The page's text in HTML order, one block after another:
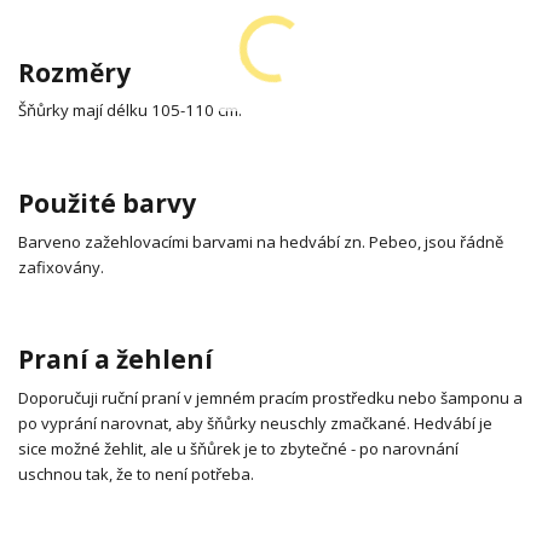
Rozměry
Šňůrky mají délku 105-110 cm.
Použité barvy
Barveno zažehlovacími barvami na hedvábí zn. Pebeo, jsou řádně
zafixovány.
Praní a žehlení
Doporučuji ruční praní v jemném pracím prostředku nebo šamponu a
po vyprání narovnat, aby šňůrky neuschly zmačkané. Hedvábí je
sice možné žehlit, ale u šňůrek je to zbytečné - po narovnání
uschnou tak, že to není potřeba.